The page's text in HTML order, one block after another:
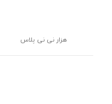
هزار نی نی پلاس